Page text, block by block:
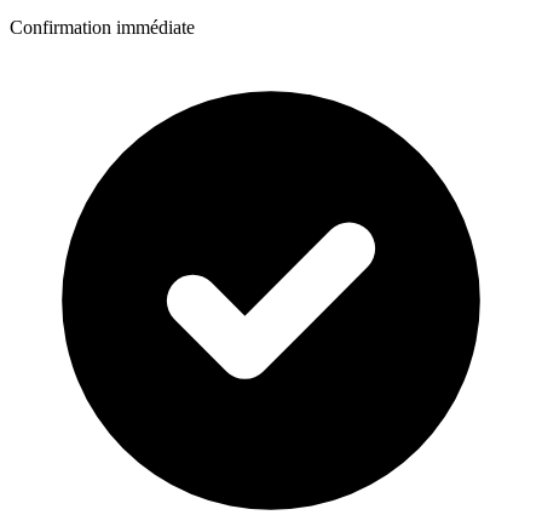
Confirmation immédiate